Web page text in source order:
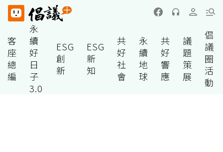
客
座
總
編
永
續
好
日
子
3.0
ESG
創
新
ESG
新
知
共
好
社
會
永
續
地
球
共
好
響
應
議
題
策
展
倡
議
圈
活
動